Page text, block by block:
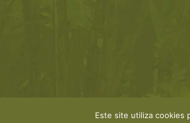
Este site utiliza cookies